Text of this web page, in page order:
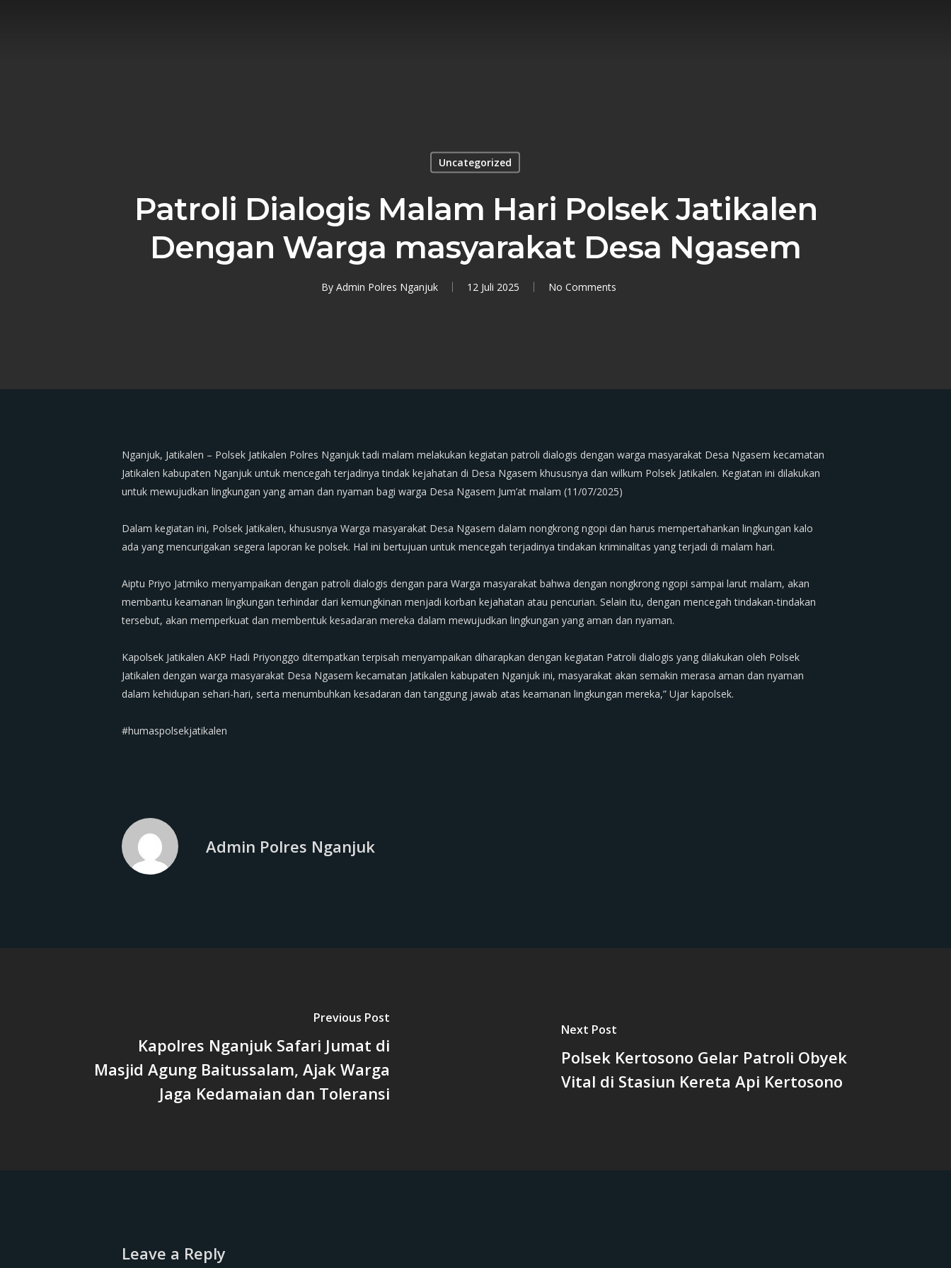
Uncategorized
‎Patroli Dialogis Malam Hari Polsek Jatikalen
Dengan Warga masyarakat Desa Ngasem
By Admin Polres Nganjuk 12 Juli 2025 No Comments
‎Nganjuk, Jatikalen – Polsek Jatikalen Polres Nganjuk tadi malam melakukan kegiatan patroli dialogis dengan warga masyarakat Desa Ngasem kecamatan
Jatikalen kabupaten Nganjuk untuk mencegah terjadinya tindak kejahatan di Desa Ngasem khususnya dan wilkum Polsek Jatikalen. Kegiatan ini dilakukan
untuk mewujudkan lingkungan yang aman dan nyaman bagi warga Desa Ngasem Jum’at malam (11/07/2025)
‎Dalam kegiatan ini, Polsek Jatikalen, khususnya Warga masyarakat Desa Ngasem dalam nongkrong ngopi dan harus mempertahankan lingkungan kalo
ada yang mencurigakan segera laporan ke polsek. Hal ini bertujuan untuk mencegah terjadinya tindakan kriminalitas yang terjadi di malam hari.
‎Aiptu Priyo Jatmiko menyampaikan dengan patroli dialogis dengan para Warga masyarakat bahwa dengan nongkrong ngopi sampai larut malam, akan
membantu keamanan lingkungan terhindar dari kemungkinan menjadi korban kejahatan atau pencurian. Selain itu, dengan mencegah tindakan-tindakan
tersebut, akan memperkuat dan membentuk kesadaran mereka dalam mewujudkan lingkungan yang aman dan nyaman.
‎Kapolsek Jatikalen AKP Hadi Priyonggo ditempatkan terpisah menyampaikan diharapkan dengan kegiatan Patroli dialogis yang dilakukan oleh Polsek
Jatikalen dengan warga masyarakat Desa Ngasem kecamatan Jatikalen kabupaten Nganjuk ini, masyarakat akan semakin merasa aman dan nyaman
dalam kehidupan sehari-hari, serta menumbuhkan kesadaran dan tanggung jawab atas keamanan lingkungan mereka,” Ujar kapolsek.
‎#humaspolsekjatikalen
Admin Polres Nganjuk
Previous Post
Kapolres Nganjuk Safari Jumat di
Masjid Agung Baitussalam, Ajak Warga
Jaga Kedamaian dan Toleransi
Next Post
Polsek Kertosono Gelar Patroli Obyek
Vital di Stasiun Kereta Api Kertosono
Leave a Reply